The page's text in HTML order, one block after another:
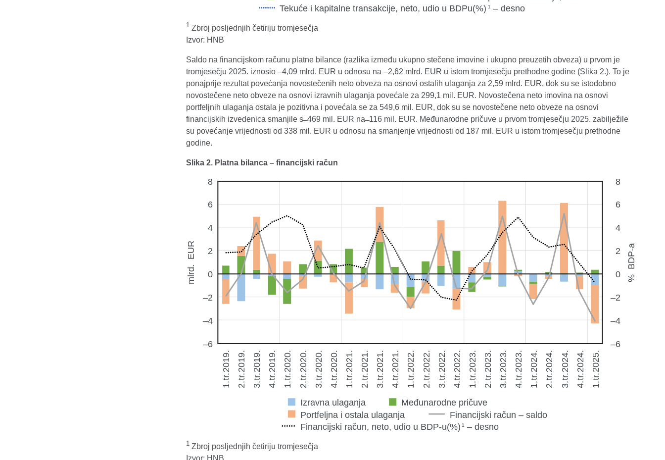
1 Zbroj posljednjih četiriju tromjesečja
Izvor: HNB
Saldo na financijskom računu platne bilance (razlika između ukupno stečene imovine i ukupno preuzetih obveza) u prvom je
tromjesečju 2025. iznosio –4,09 mlrd. EUR u odnosu na –2,62 mlrd. EUR u istom tromjesečju prethodne godine (Slika 2.). To je
ponajprije rezultat povećanja novostečenih neto obveza na osnovi ostalih ulaganja za 2,59 mlrd. EUR, dok su se istodobno
novostečene neto obveze na osnovi izravnih ulaganja povećale za 299,1 mil. EUR. Novostečena neto imovina na osnovi
portfeljnih ulaganja ostala je pozitivna i povećala se za 549,6 mil. EUR, dok su se novostečene neto obveze na osnovi
financijskih izvedenica smanjile s ̶ 469 mil. EUR na ̶ 116 mil. EUR. Međunarodne pričuve u prvom tromjesečju 2025. zabilježile
su povećanje vrijednosti od 338 mil. EUR u odnosu na smanjenje vrijednosti od 187 mil. EUR u istom tromjesečju prethodne
godine.
Slika 2. Platna bilanca – financijski račun
1 Zbroj posljednjih četiriju tromjesečja
Izvor: HNB